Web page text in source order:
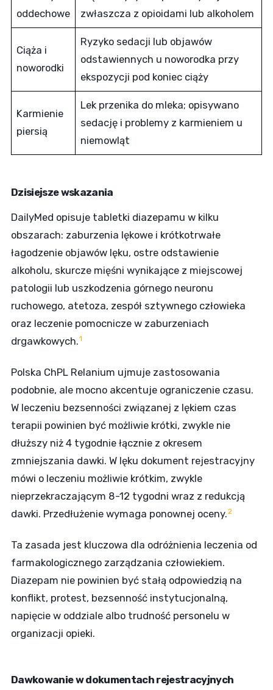
oddechowe
zwłaszcza z opioidami lub alkoholem
Ciąża i
noworodki
Ryzyko sedacji lub objawów
odstawiennych u noworodka przy
ekspozycji pod koniec ciąży
Karmienie
piersią
Lek przenika do mleka; opisywano
sedację i problemy z karmieniem u
niemowląt
Dzisiejsze wskazania
DailyMed opisuje tabletki diazepamu w kilku
obszarach: zaburzenia lękowe i krótkotrwałe
łagodzenie objawów lęku, ostre odstawienie
alkoholu, skurcze mięśni wynikające z miejscowej
patologii lub uszkodzenia górnego neuronu
ruchowego, atetoza, zespół sztywnego człowieka
oraz leczenie pomocnicze w zaburzeniach
drgawkowych.1
Polska ChPL Relanium ujmuje zastosowania
podobnie, ale mocno akcentuje ograniczenie czasu.
W leczeniu bezsenności związanej z lękiem czas
terapii powinien być możliwie krótki, zwykle nie
dłuższy niż 4 tygodnie łącznie z okresem
zmniejszania dawki. W lęku dokument rejestracyjny
mówi o leczeniu możliwie krótkim, zwykle
nieprzekraczającym 8-12 tygodni wraz z redukcją
dawki. Przedłużenie wymaga ponownej oceny.2
Ta zasada jest kluczowa dla odróżnienia leczenia od
farmakologicznego zarządzania człowiekiem.
Diazepam nie powinien być stałą odpowiedzią na
konflikt, protest, bezsenność instytucjonalną,
napięcie w oddziale albo trudność personelu w
organizacji opieki.
Dawkowanie w dokumentach rejestracyjnych